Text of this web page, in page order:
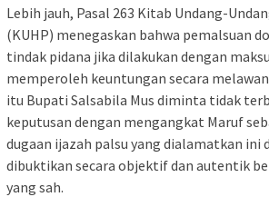
Lebih jauh, Pasal 263 Kitab Undang-
(KUHP) menegaskan bahwa pemalsuan
tindak pidana jika dilakukan dengan
memperoleh keuntungan secara
itu Bupati Salsabila Mus diminta tidak
keputusan dengan mengangkat Maruf
dugaan ijazah palsu yang dialamatkan ini
dibuktikan secara objektif dan autentik
yang sah.